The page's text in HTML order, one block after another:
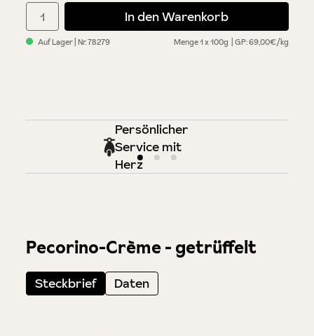
Auf Lager | Nr.78279 Menge1 x 100g GP: 69,00€/kg
Produkt Anzahl: Gib den gewünschten Wert ein oder benutze
In den Warenkorb
Persönlicher
Service mit
Herz
Pecorino-Crème - getrüffelt
Steckbrief Daten